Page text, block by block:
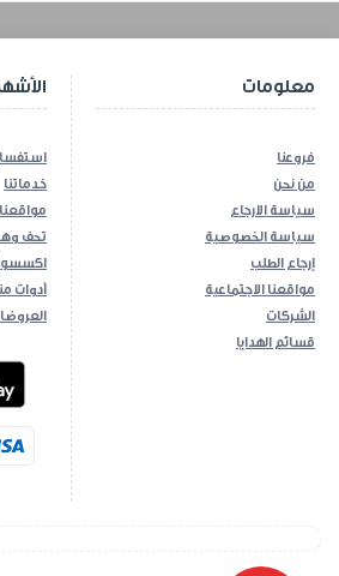
خدماتنا
تحف
أدوات
Android App
معلومات
فروعنا
من نحن
سياسة الارجاع
سياسة الخصوصية
إرجاع الطلب
مواقعنا الاجتماعية
الشركات
قسائم الهدايا